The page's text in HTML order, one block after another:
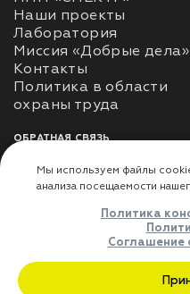
Наши проекты
Лаборатория
Миссия «Добрые дела»
Контакты
Политика в области
ОБРАТНАЯ СВЯЗЬ
Использование
использования личных
Оферта
ДЛЯ ПАРТНЁРОВ